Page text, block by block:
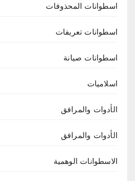
اسطوانات المحذوفات
اسطوانات تعريفات
اسطوانات صيانة
اسلاميات
الأدوات والمرافق
الأدوات والمرافق
الاسطوانات الوهمية